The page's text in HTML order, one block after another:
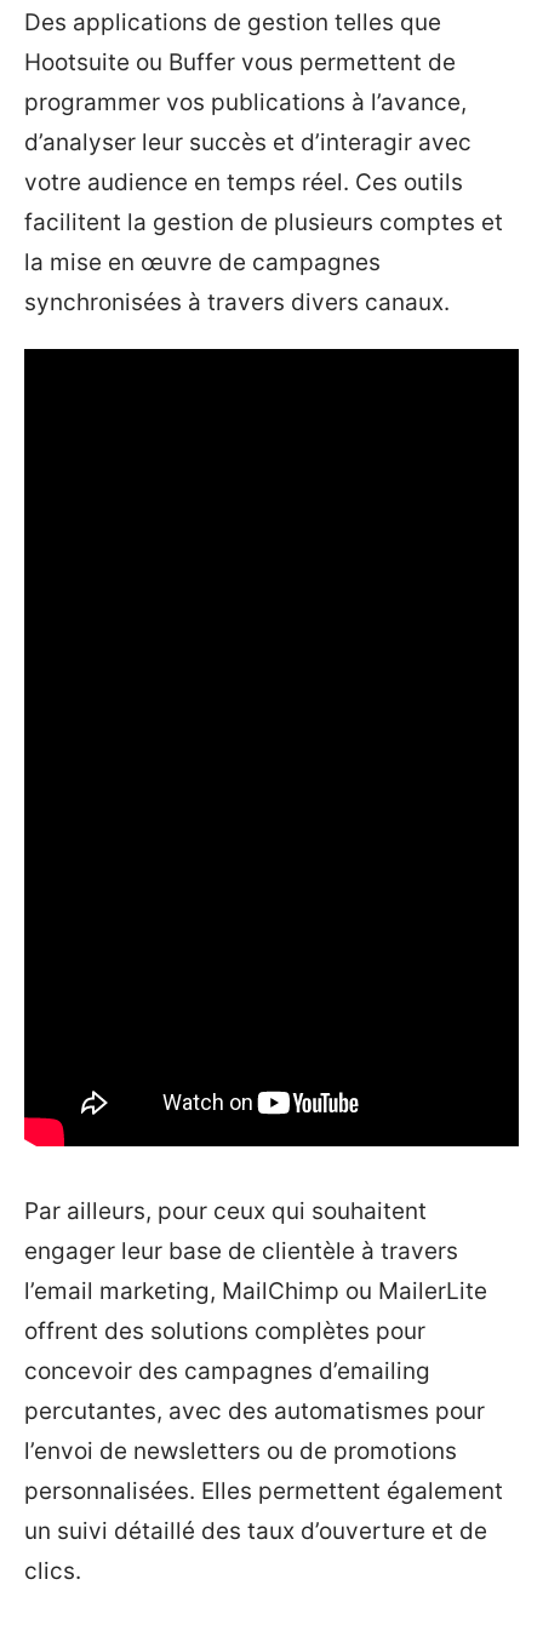
Des applications de gestion telles que
Hootsuite ou Buffer vous permettent de
programmer vos publications à l’avance,
d’analyser leur succès et d’interagir avec
votre audience en temps réel. Ces outils
facilitent la gestion de plusieurs comptes et
la mise en œuvre de campagnes
synchronisées à travers divers canaux.
Par ailleurs, pour ceux qui souhaitent
engager leur base de clientèle à travers
l’email marketing, MailChimp ou MailerLite
offrent des solutions complètes pour
concevoir des campagnes d’emailing
percutantes, avec des automatismes pour
l’envoi de newsletters ou de promotions
personnalisées. Elles permettent également
un suivi détaillé des taux d’ouverture et de
clics.